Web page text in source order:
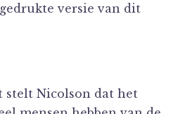
versie van dit
stelt Nicolson dat het